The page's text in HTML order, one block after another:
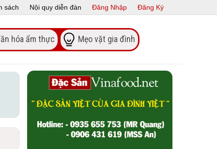
sách Nội quy diễn đàn Đăng Nhập Đăng Ký
hóa ẩm thực Mẹo vặt gia đình